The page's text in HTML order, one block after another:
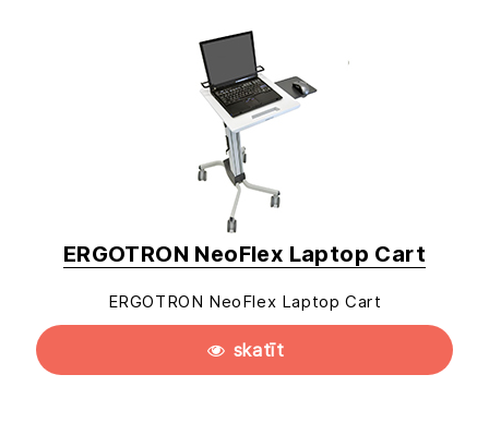
ERGOTRON NeoFlex Laptop Cart
ERGOTRON NeoFlex Laptop Cart
skatīt